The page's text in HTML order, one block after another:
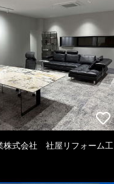
株式会社 社屋リフォーム工